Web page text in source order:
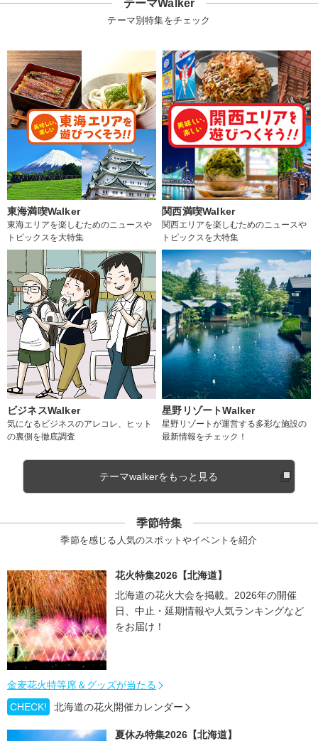
テーマWalker
テーマ別特集をチェック
東海満喫Walker
東海エリアを楽しむためのニュースや
トピックスを大特集
関西満喫Walker
関西エリアを楽しむためのニュースや
トピックスを大特集
ビジネスWalker
気になるビジネスのアレコレ、ヒット
の裏側を徹底調査
星野リゾートWalker
星野リゾートが運営する多彩な施設の
最新情報をチェック！
テーマwalkerをもっと見る
季節特集
季節を感じる人気のスポットやイベントを紹介
花火特集2026【北海道】
北海道の花火大会を掲載。2026年の開催
日、中止・延期情報や人気ランキングなど
をお届け！
金麦花火特等席＆グッズが当たる
CHECK!
北海道の花火開催カレンダー
夏休み特集2026【北海道】